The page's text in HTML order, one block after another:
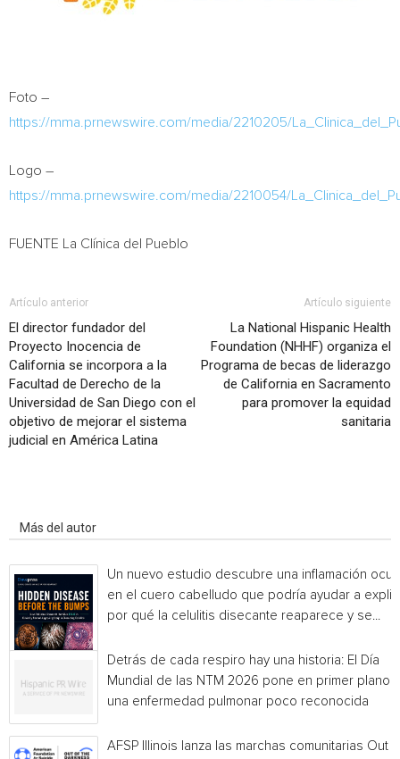
Foto –
https://mma.prnewswire.com/media/2210205/
Logo –
https://mma.prnewswire.com/media/2210054/
FUENTE La Clínica del Pueblo
Artículo anterior
El director fundador del
Proyecto Inocencia de
California se incorpora a la
Facultad de Derecho de la
Universidad de San Diego con el
objetivo de mejorar el sistema
judicial en América Latina
Artículo siguiente
La National Hispanic Health
Foundation (NHHF) organiza el
Programa de becas de liderazgo
de California en Sacramento
para promover la equidad
sanitaria
Más del autor
Un nuevo estudio descubre una inflamación
en el cuero cabelludo que podría ayudar a
por qué la celulitis disecante reaparece y se...
Detrás de cada respiro hay una historia: El Día
Mundial de las NTM 2026 pone en primer plano
una enfermedad pulmonar poco reconocida
AFSP Illinois lanza las marchas comunitarias Out